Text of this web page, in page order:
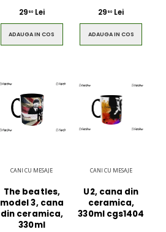
29 90Lei
ADAUGA IN COS
29 90 Lei
ADAUGA IN COS
CANI CU MESAJE
The beatles,
model 3, cana
din ceramica,
330ml
CANI CU MESAJE
U2, cana din
ceramica,
330ml cgs1404